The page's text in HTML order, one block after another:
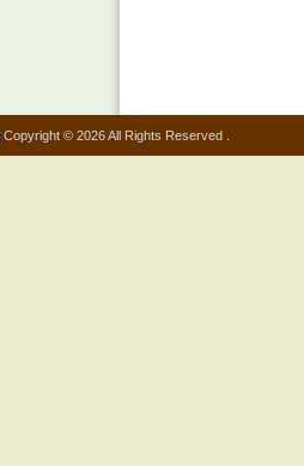
Copyright © 2026 All Rights Reserved .